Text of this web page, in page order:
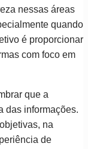
nessas áreas
quando
é proporcionar
com foco em
que a
das informações.
na
de